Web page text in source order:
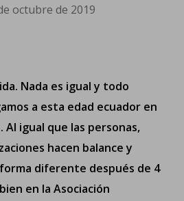
octubre de 2019
Nada es igual y todo
a esta edad ecuador en
Al igual que las personas,
hacen balance y
diferente después de 4
en la Asociación